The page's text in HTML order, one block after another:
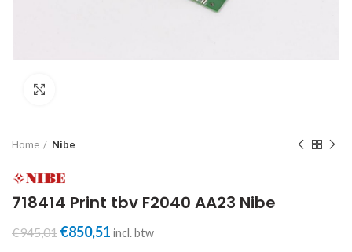
Home Nibe
718414 Print tbv F2040 AA23 Nibe
€945,01 Oorspronkelijke
€850,51Huidige
incl. btw